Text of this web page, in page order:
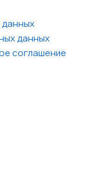
данных
данных
соглашение